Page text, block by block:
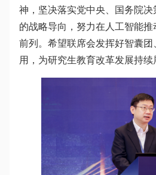
神，坚决落实党中央、国务院
的战略导向，努力在人工智能
前列。希望联席会发挥好智囊
用，为研究生教育改革发展持